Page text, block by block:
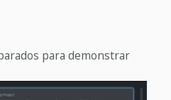
para demonstrar